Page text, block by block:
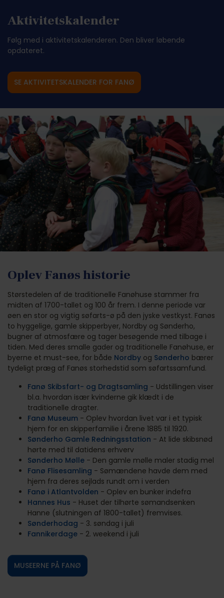
Aktivitetskalender
Følg med i aktivitetskalenderen. Den bliver løbende
opdateret.
SE AKTIVITETSKALENDER FOR FANØ
Oplev Fanøs historie
Størstedelen af de traditionelle Fanøhuse stammer fra
midten af 1700-tallet og 100 år frem. I denne periode var
øen en stor og vigtig søfarts-ø på den jyske vestkyst. Fanøs
to hyggelige, gamle skipperbyer, Nordby og Sønderho,
bugner af atmosfære og tager besøgende med tilbage i
tiden. Med deres smalle gader og traditionelle Fanøhuse, er
byerne et must-see, for både Nordby og Sønderho bærer
tydeligt præg af Fanøs storhedstid som søfartssamfund.
Fanø Skibsfart- og Dragtsamling - Udstillingen viser
bl.a. hvordan især kvinderne gik klædt i de
traditionelle dragter.
Fanø Museum - Oplev hvordan livet var i et typisk
hjem for en skipperfamilie i årene 1885 til 1920.
Sønderho Gamle Redningsstation - At lide skibsnød
hørte med til datidens erhverv
Sønderho Mølle - Den gamle mølle maler stadig mel
Fanø Flisesamling - Sømændene havde dem med
hjem fra deres sejlads rundt om i verden
Fanø i Atlantvolden - Oplev en bunker indefra
Hannes Hus - Huset der tilhørte sømandsenken
Hanne (slutningen af 1800-tallet) fremvises.
Sønderhodag - 3. søndag i juli
Fannikerdage - 2. weekend i juli
MUSEERNE PÅ FANØ